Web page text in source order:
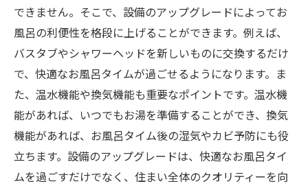
できません。そこで、設備のアップグレードによってお
風呂の利便性を格段に上げることができます。例えば、
バスタブやシャワーヘッドを新しいものに交換するだけ
で、快適なお風呂タイムが過ごせるようになります。ま
た、温水機能や換気機能も重要なポイントです。温水機
能があれば、いつでもお湯を準備することができ、換気
機能があれば、お風呂タイム後の湿気やカビ予防にも役
立ちます。設備のアップグレードは、快適なお風呂タイ
ムを過ごすだけでなく、住まい全体のクオリティーを向